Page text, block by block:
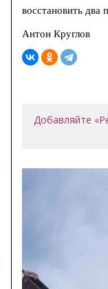
восстановить два
Антон Круглов
Добавляйте